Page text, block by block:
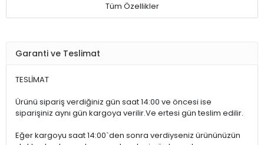
Tüm Özellikler
Garanti ve Teslimat
TESLİMAT
Ürünü sipariş verdiğiniz gün saat 14:00 ve öncesi ise
siparişiniz aynı gün kargoya verilir.Ve ertesi gün teslim edilir.
Eğer kargoyu saat 14:00`den sonra verdiyseniz ürününüzün